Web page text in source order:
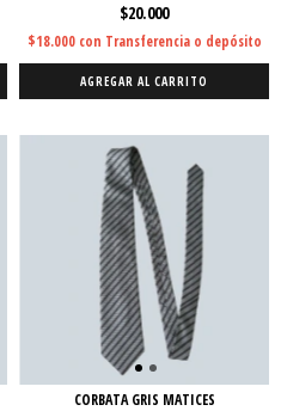
$20.000
$18.000 con Transferencia o depósito
AGREGAR AL CARRITO
CORBATA GRIS MATICES